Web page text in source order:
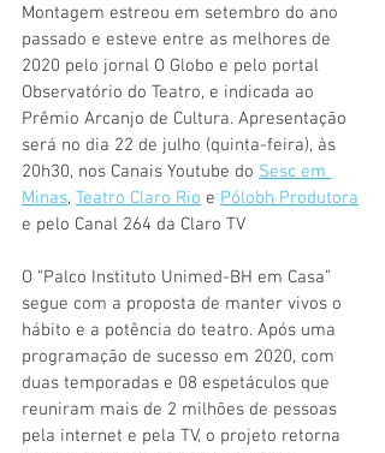
Montagem estreou em setembro do ano
passado e esteve entre as melhores de
2020 pelo jornal O Globo e pelo portal
Observatório do Teatro, e indicada ao
Prêmio Arcanjo de Cultura. Apresentação
será no dia 22 de julho (quinta-feira), às
20h30, nos Canais Youtube do Sesc em
Minas, Teatro Claro Rio e Pólobh Produtora
e pelo Canal 264 da Claro TV
O “Palco Instituto Unimed-BH em Casa”
segue com a proposta de manter vivos o
hábito e a potência do teatro. Após uma
programação de sucesso em 2020, com
duas temporadas e 08 espetáculos que
reuniram mais de 2 milhões de pessoas
pela internet e pela TV, o projeto retorna